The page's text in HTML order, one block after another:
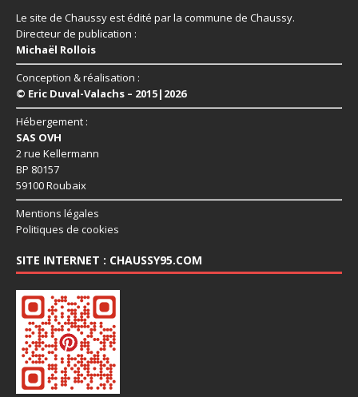
Le site de Chaussy est édité par la commune de Chaussy.
Directeur de publication :
Michaël Rollois
Conception & réalisation :
© Eric Duval-Valachs – 2015|2026
Hébergement :
SAS OVH
2 rue Kellermann
BP 80157
59100 Roubaix
Mentions légales
Politiques de cookies
SITE INTERNET : CHAUSSY95.COM